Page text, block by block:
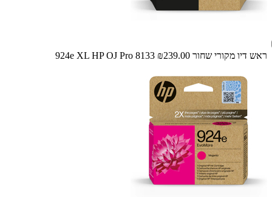
ראש דיו מקורי שחור 924e XL HP OJ Pro 8133 ₪239.00